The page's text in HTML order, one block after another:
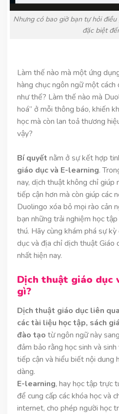
Nhưng có bao giờ bạn tự hỏi
đặc biệt
Làm thế nào mà một ứng
hàng chục ngôn ngữ một
như thế? Làm thế nào mà
hoá” ở mỗi thông báo, khiến
học mà còn lan toả thương
vậy?
Bí quyết nằm ở sự kết hợp
giáo dục và E-learning.
nay, dịch thuật không chỉ giúp
tiếp cận hơn mà còn giúp các
Duolingo xóa bỏ mọi rào cản
bạn những trải nghiệm học
thú. Hãy cùng khám phá sự
dục và địa chỉ dịch thuật Giáo
nhất hiện nay.
Dịch thuật giáo dục
gì?
Dịch thuật giáo dục liên
các tài liệu học tập, sách
đào tạo từ ngôn ngữ này
đảm bảo rằng học sinh và
tiếp cận và hiểu biết nội dung
dàng.
E-learning, hay học tập trực
để cung cấp các khóa học và
internet, cho phép người học